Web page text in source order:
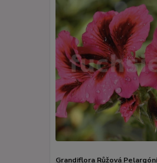
Grandiflora Růžová